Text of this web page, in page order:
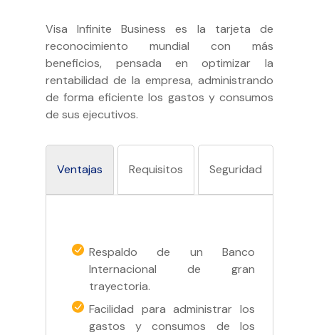
Visa Infinite Business es la tarjeta de
reconocimiento mundial con más
beneficios, pensada en optimizar la
rentabilidad de la empresa, administrando
de forma eficiente los gastos y consumos
de sus ejecutivos.
Ventajas Requisitos Seguridad
Respaldo de un Banco
Internacional de gran
trayectoria.
Facilidad para administrar los
gastos y consumos de los